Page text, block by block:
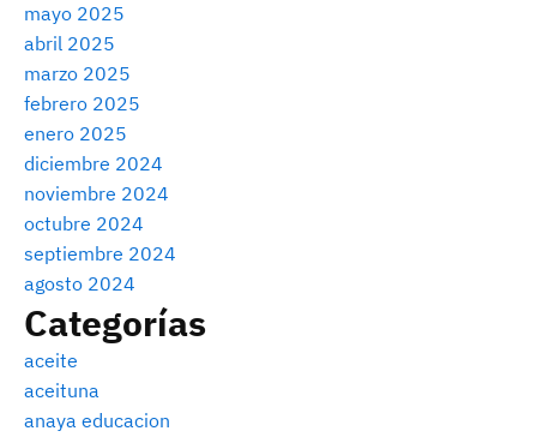
mayo 2025
abril 2025
marzo 2025
febrero 2025
enero 2025
diciembre 2024
noviembre 2024
octubre 2024
septiembre 2024
agosto 2024
Categorías
aceite
aceituna
anaya educacion